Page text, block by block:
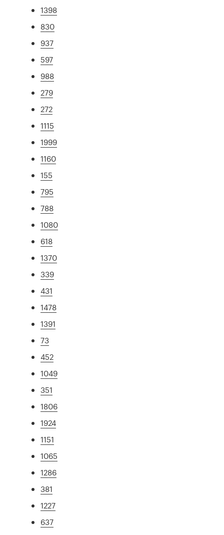
1398
830
937
597
988
279
272
1115
1999
1160
155
795
788
1080
618
1370
339
431
1478
1391
73
452
1049
351
1806
1924
1151
1065
1286
381
1227
637